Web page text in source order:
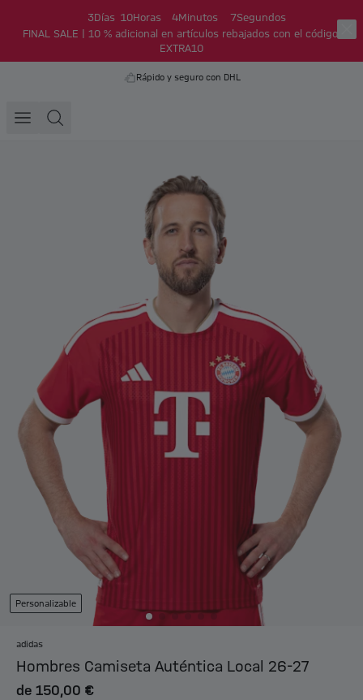
3 Días 10Horas 4Minutos 7Segundos
FINAL SALE | 10 % adicional en artículos rebajados con el código:
EXTRA10
Rápido y seguro con DHL
Personalizable
adidas
Hombres Camiseta Auténtica Local 26-27
de 150,00 €